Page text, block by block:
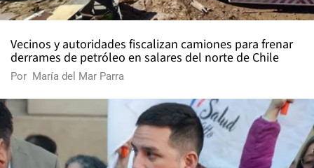
Vecinos y autoridades fiscalizan camiones para frenar
derrames de petróleo en salares del norte de Chile
Por María del Mar Parra